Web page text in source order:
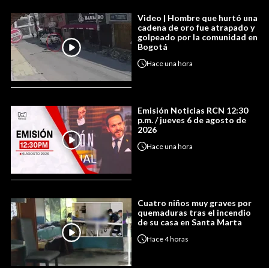
Video | Hombre que hurtó una
cadena de oro fue atrapado y
golpeado por la comunidad en
Bogotá
Haceuna hora
Emisión Noticias RCN 12:30
p.m. / jueves 6 de agosto de
2026
Haceuna hora
Cuatro niños muy graves por
quemaduras tras el incendio
de su casa en Santa Marta
Hace4 horas